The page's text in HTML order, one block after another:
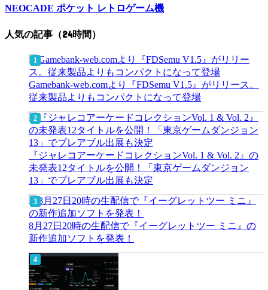
NEOCADE ポケット レトロゲーム機
人気の記事（24時間）
Gamebank-web.comより『FDSemu V1.5』がリリース。
従来製品よりもコンパクトになって登場
『ジャレコアーケードコレクションVol. 1 & Vol. 2』の
未発表12タイトルを公開！「東京ゲームダンジョン
13」でプレアブル出展も決定
8月27日20時の生配信で『イーグレットツー ミニ』の
新作追加ソフトを発表！